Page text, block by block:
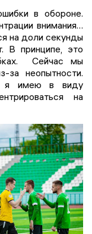
в обороне.
внимания…
на доли секунды
В принципе, это
Сейчас мы
за неопытности.
я имею в виду
на